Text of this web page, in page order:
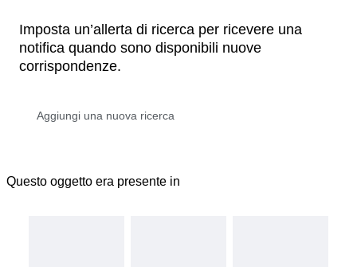
Imposta un’allerta di ricerca per ricevere una
notifica quando sono disponibili nuove
corrispondenze.
Questo oggetto era presente in